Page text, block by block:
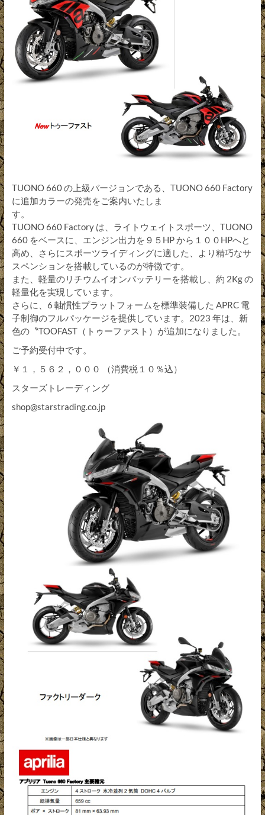
TUONO 660 の上級バージョンである、TUONO 660 Factory
に追加カラーの発売をご案内いたしま
す。
TUONO 660 Factory は、ライトウェイトスポーツ、TUONO
660 をベースに、エンジン出力を９５HP から１００HPへと
高め、さらにスポーツライディングに適した、より精巧なサ
スペンションを搭載しているのが特徴です。
また、軽量のリチウムイオンバッテリーを搭載し、約 2Kg の
軽量化を実現しています。
さらに、6 軸慣性プラットフォームを標準装備した APRC 電
子制御のフルパッケージを提供しています。2023 年は、新
色の〝TOOFAST（トゥーファスト）が追加になりました。
ご予約受付中です。
￥１，５６２，０００ （消費税１０％込）
スターズトレーディング
shop@starstrading.co.jp